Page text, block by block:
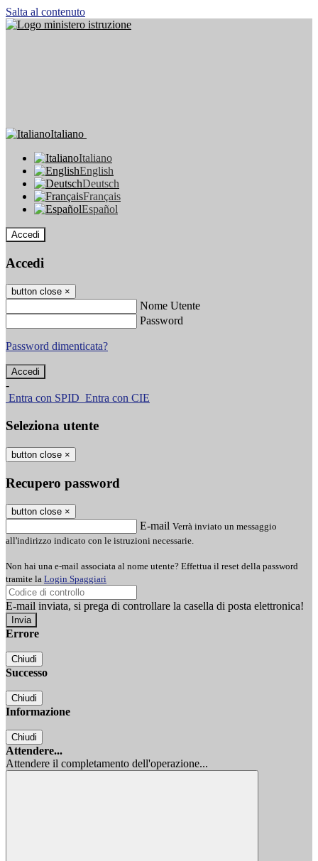
Salta al contenuto
Italiano
Italiano
English
Deutsch
Français
Español
Accedi
Accedi
button close ×
Nome Utente
Password
Password dimenticata?
-
Entra con SPID Entra con CIE
Seleziona utente
button close ×
Recupero password
button close ×
E-mail Verrà inviato un messaggio
all'indirizzo indicato con le istruzioni necessarie.
Non hai una e-mail associata al nome utente? Effettua il reset della password
tramite la Login Spaggiari
E-mail inviata, si prega di controllare la casella di posta elettronica!
Errore
Chiudi
Successo
Chiudi
Informazione
Chiudi
Attendere...
Attendere il completamento dell'operazione...